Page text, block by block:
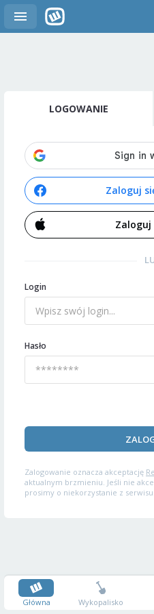
LOGOWANIE
Zaloguj
Zaloguj
Login
Hasło
Zalogowanie oznacza akceptację
aktualnym brzmieniu. Jeśli nie
prosimy o niekorzystanie z serwisu.
Główna Wykopalisko